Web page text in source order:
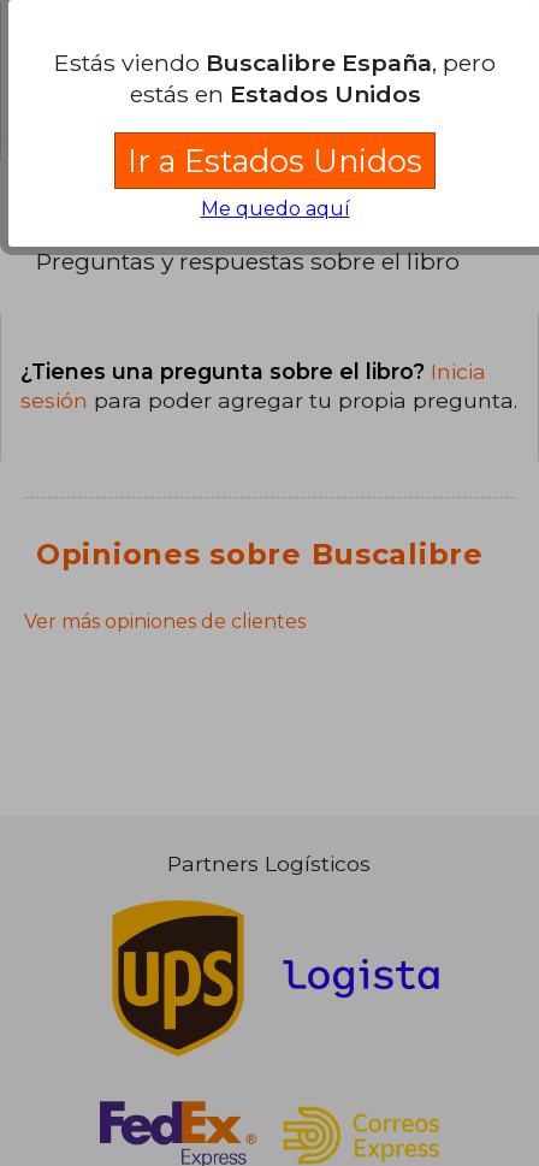
La encuadernación de esta edición es Tapa
Preguntas y respuestas sobre el libro
¿Tienes una pregunta sobre el libro? Inicia
sesión para poder agregar tu propia pregunta.
Opiniones sobre Buscalibre
Ver más opiniones de clientes
Partners Logísticos
Estás viendo Buscalibre España, pero
estás en Estados Unidos
Ir a Estados Unidos
Me quedo aquí